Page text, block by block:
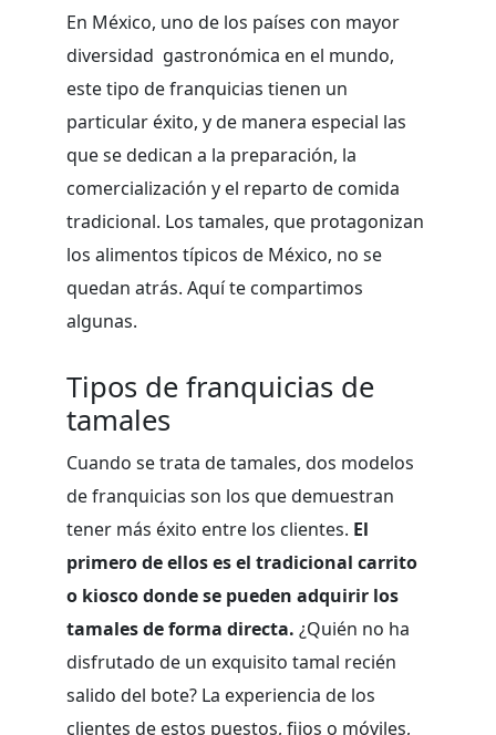
En México, uno de los países con mayor
diversidad gastronómica en el mundo,
este tipo de franquicias tienen un
particular éxito, y de manera especial las
que se dedican a la preparación, la
comercialización y el reparto de comida
tradicional. Los tamales, que protagonizan
los alimentos típicos de México, no se
quedan atrás. Aquí te compartimos
algunas.
Tipos de franquicias de
tamales
Cuando se trata de tamales, dos modelos
de franquicias son los que demuestran
tener más éxito entre los clientes. El
primero de ellos es el tradicional carrito
o kiosco donde se pueden adquirir los
tamales de forma directa. ¿Quién no ha
disfrutado de un exquisito tamal recién
salido del bote? La experiencia de los
clientes de estos puestos, fijos o móviles,